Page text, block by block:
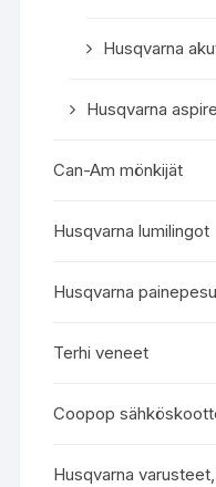
Husqvarna
Husqvarna
Can-Am mönkijät
Husqvarna lumilingot
Husqvarna
Terhi veneet
Coopop
Husqvarna